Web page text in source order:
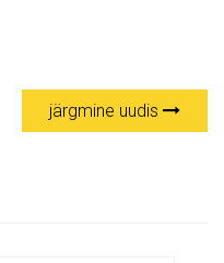
järgmine uudis